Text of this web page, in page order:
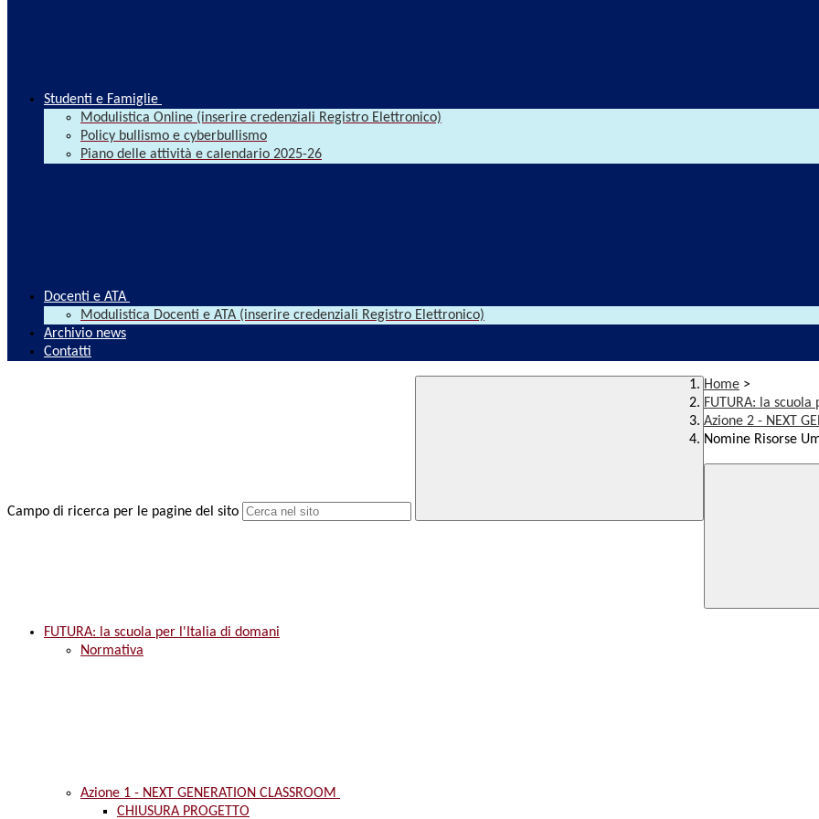
Studenti e Famiglie
Modulistica Online (inserire credenziali Registro Elettronico)
Policy bullismo e cyberbullismo
Piano delle attività e calendario 2025-26
Docenti e ATA
Modulistica Docenti e ATA (inserire credenziali Registro Elettronico)
Archivio news
Contatti
Campo di ricerca per le pagine del sito
Home >
FUTURA: la
Azione 2 - NEXT
Nomine Risorse
FUTURA: la scuola per l'Italia di domani
Normativa
Azione 1 - NEXT GENERATION CLASSROOM
CHIUSURA PROGETTO